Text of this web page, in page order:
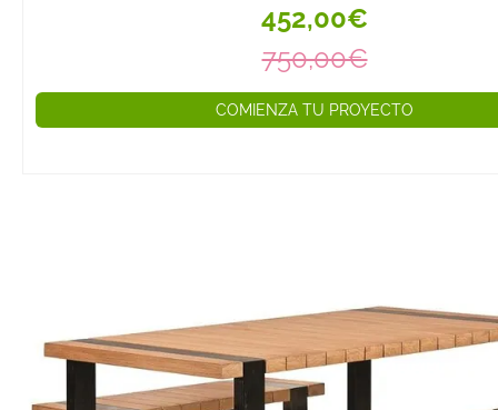
el Medio
La madera es
renovable y
5. Confort y
Gracias a su
452,00€
750,00€
COMIENZA TU PROYECTO